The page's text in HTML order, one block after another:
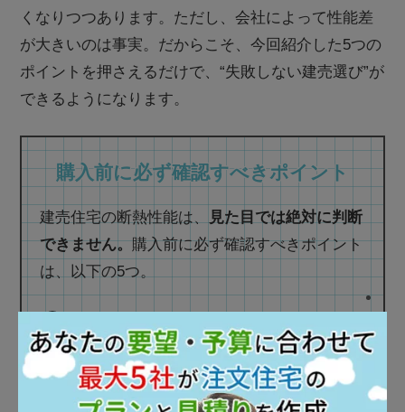
くなりつつあります。ただし、会社によって性能差
が大きいのは事実。だからこそ、今回紹介した5つの
ポイントを押さえるだけで、“失敗しない建売選び”が
できるようになります。
購入前に必ず確認すべきポイント
建売住宅の断熱性能は、
見た目では絶対に判断
できません。購入前に必ず確認すべきポイント
は、以下の5つ。
C値（気密性能）
断熱材の種類と施工方法
サッシ（窓）の性能